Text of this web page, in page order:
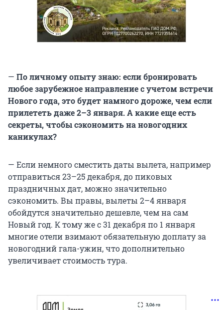
— По личному опыту знаю: если бронировать
любое зарубежное направление с учетом встречи
Нового года, это будет намного дороже, чем если
прилететь даже 2–3 января. А какие еще есть
секреты, чтобы сэкономить на новогодних
каникулах?
— Если немного сместить даты вылета, например
отправиться 23–25 декабря, до пиковых
праздничных дат, можно значительно
сэкономить. Вы правы, вылеты 2–4 января
обойдутся значительно дешевле, чем на сам
Новый год. К тому же с 31 декабря по 1 января
многие отели взимают обязательную доплату за
новогодний гала-ужин, что дополнительно
увеличивает стоимость тура.